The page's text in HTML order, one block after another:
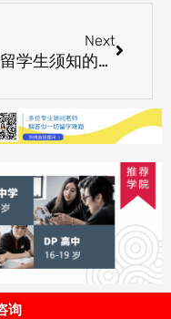
Next
韩国留学生须知的韩国热门专业
询